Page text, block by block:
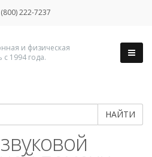
222-7237
и физическая
с 1994 года.
НАЙТИ